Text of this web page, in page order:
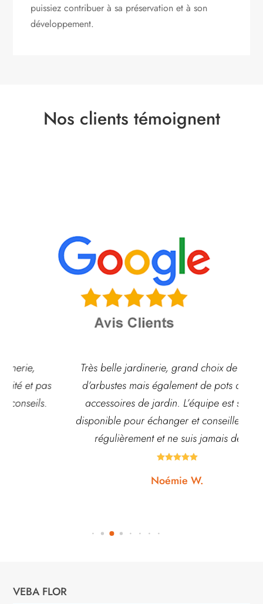
puissiez contribuer à sa préservation et à son
développement.
Nos clients témoignent
Très belle jardinerie, grand choix de fleurs et
d’arbustes mais également de pots ou autre
accessoires de jardin. L’équipe est souvent
disponible pour échanger et conseiller. J’y vais
régulièrement et ne suis jamais déçue.
Noémie W.
VEBA FLOR